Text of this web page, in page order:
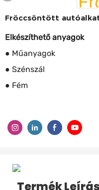
Fröccsöntött
Elkészíthető anyagok
● Műanyagok
● Szénszál
● Fém
Termék